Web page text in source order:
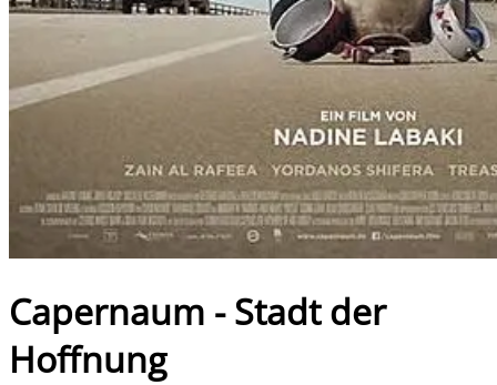
Capernaum - Stadt der
Hoffnung